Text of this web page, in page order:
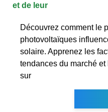
et de leur
Découvrez comment le
photovoltaïques
solaire. Apprenez les
tendances du marché
sur